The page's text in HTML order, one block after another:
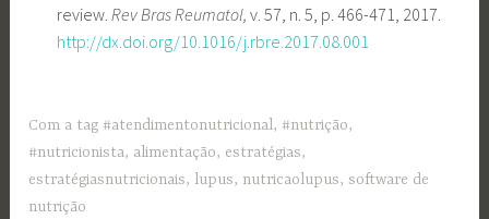
review. Rev Bras Reumatol, v. 57, n. 5, p. 466-471, 2017.
http://dx.doi.org/10.1016/j.rbre.2017.08.001
Com a tag #atendimentonutricional, #nutrição,
#nutricionista, alimentação, estratégias,
estratégiasnutricionais, lupus, nutricaolupus,software de
nutrição